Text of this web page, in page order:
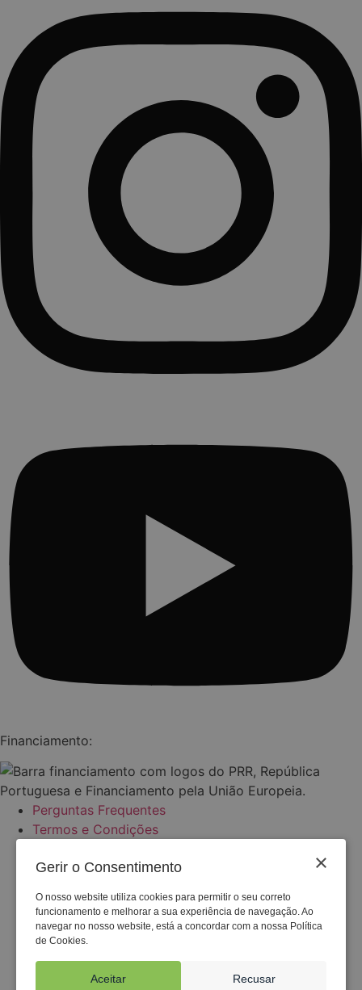
Financiamento:
Perguntas Frequentes
Termos e Condições
Política de Cookies
Documentação
recuperarportugal.gov.pt
Denúncias
Perguntas Frequentes
Termos e Condições
×
Gerir o Consentimento
O nosso website utiliza cookies para permitir o seu correto
funcionamento e melhorar a sua experiência de navegação. Ao
navegar no nosso website, está a concordar com a nossa Política
de Cookies.
Aceitar Recusar